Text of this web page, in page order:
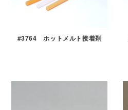
#3764 ホットメルト接着剤